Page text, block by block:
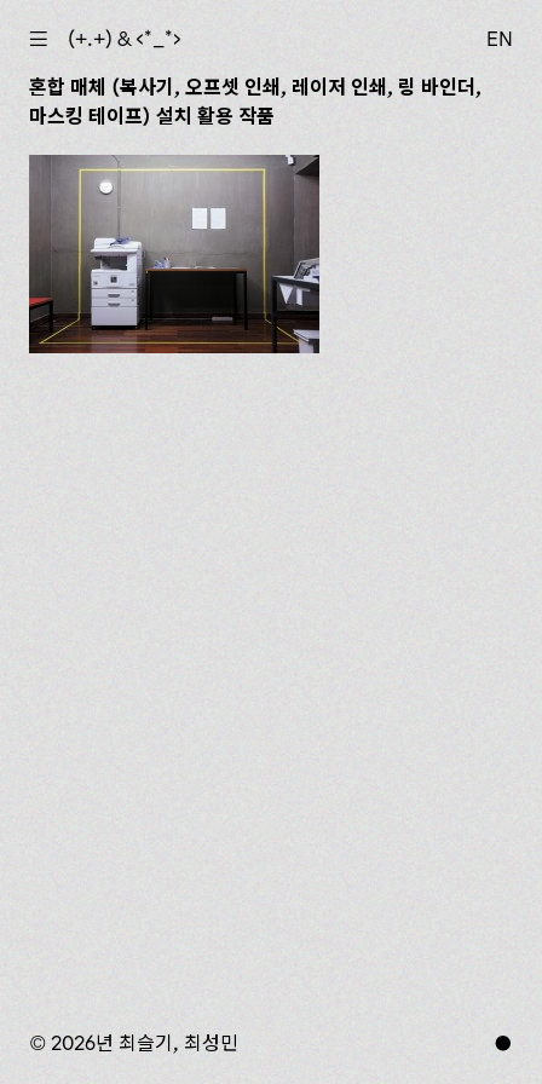
☰ (+.+) & ‹*_*›
EN
혼합 매체 (복사기, 오프셋 인쇄, 레이저 인쇄, 링 바인더,
마스킹 테이프) 설치 활용 작품
© 2026년 최슬기, 최성민 ●